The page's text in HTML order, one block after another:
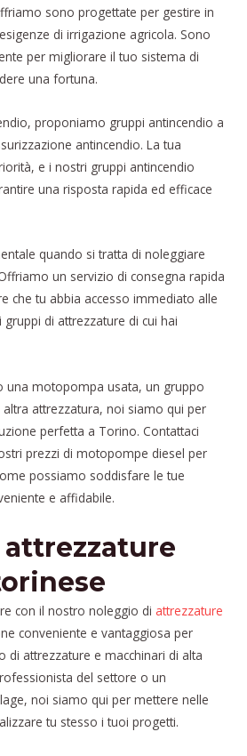
sono progettate per gestire in
di irrigazione agricola. Sono
per migliorare il tuo sistema di
una fortuna.
proponiamo gruppi antincendio a
antincendio. La tua
e i nostri gruppi antincendio
una risposta rapida ed efficace
quando si tratta di noleggiare
un servizio di consegna rapida
che tu abbia accesso immediato alle
di attrezzature di cui hai
una motopompa usata, un gruppo
attrezzatura, noi siamo qui per
perfetta a Torino. Contattaci
prezzi di motopompe diesel per
possiamo soddisfare le tue
e affidabile.
con il nostro noleggio di attrezzature
conveniente e vantaggiosa per
di attrezzature e macchinari di alta
del settore o un
noi siamo qui per mettere nelle
tu stesso i tuoi progetti.